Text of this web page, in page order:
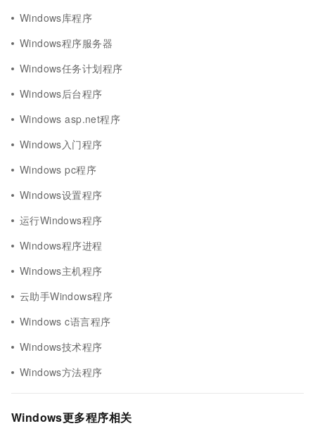
Windows库程序
Windows程序服务器
Windows任务计划程序
Windows后台程序
Windows asp.net程序
Windows入门程序
Windows pc程序
Windows设置程序
运行Windows程序
Windows程序进程
Windows主机程序
云助手Windows程序
Windows c语言程序
Windows技术程序
Windows方法程序
Windows更多程序相关